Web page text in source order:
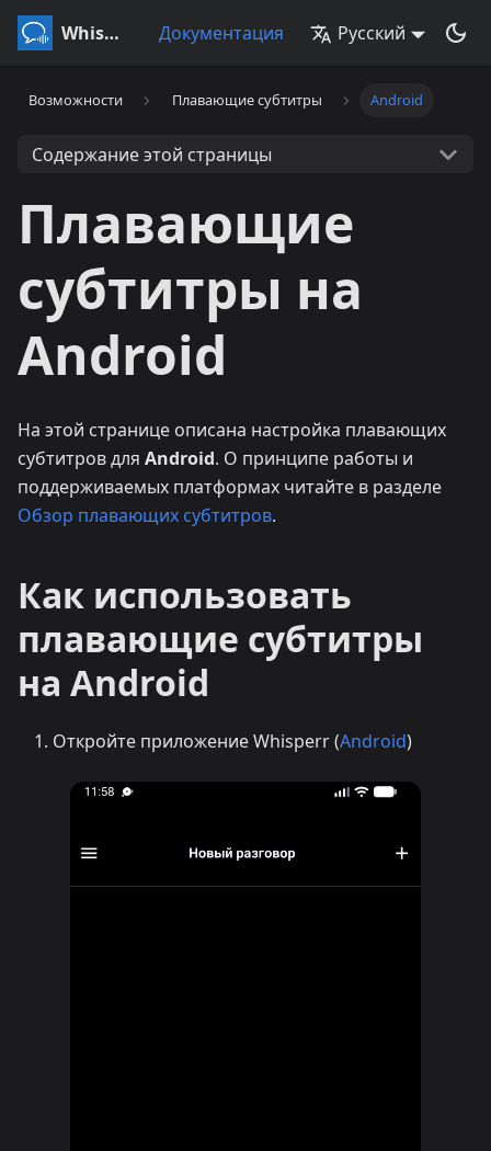
Whisperr Документация Русский
Возможности Плавающие субтитры Android
Содержание этой страницы
Плавающие
субтитры на
Android
На этой странице описана настройка плавающих
субтитров для Android. О принципе работы и
поддерживаемых платформах читайте в разделе
Обзор плавающих субтитров.
Как использовать
плавающие субтитры
на Android
Откройте приложение Whisperr (Android)